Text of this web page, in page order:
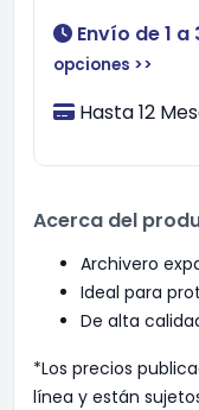
Envío de 1
opciones >>
Hasta 12
Acerca del
Archivero
Ideal para
De alta
*Los precios
línea y están